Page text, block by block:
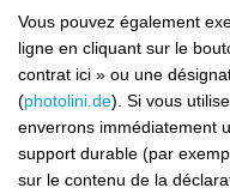
Vous pouvez également
ligne en cliquant sur le
contrat ici » ou une
(photolini.de). Si vous
enverrons immédiatement
support durable (par
sur le contenu de la